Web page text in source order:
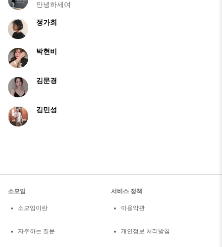
안녕하세여
정가희
박현비
김문경
김민성
소모임
소모임이란
자주하는 질문
서비스 정책
이용약관
개인정보 처리방침